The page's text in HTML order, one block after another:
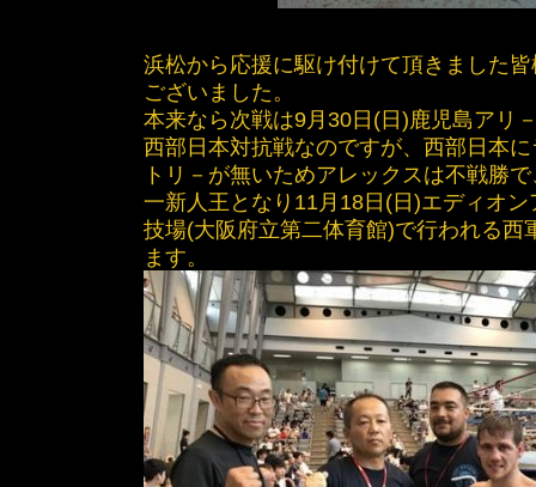
浜松から応援に駆け付けて頂きました
ございました。
本来なら次戦は9月30日(日)鹿児島アリ
西部日本対抗戦なのですが、西部日本
トリ－が無いためアレックスは不戦勝
一新人王となり11月18日(日)エディオ
技場(大阪府立第二体育館)で行われる西
ます。